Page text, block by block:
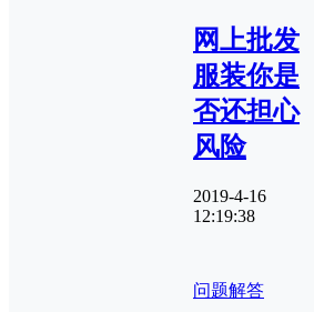
网上批发
服装你是
否还担心
风险
2019-4-16
12:19:38
问题解答